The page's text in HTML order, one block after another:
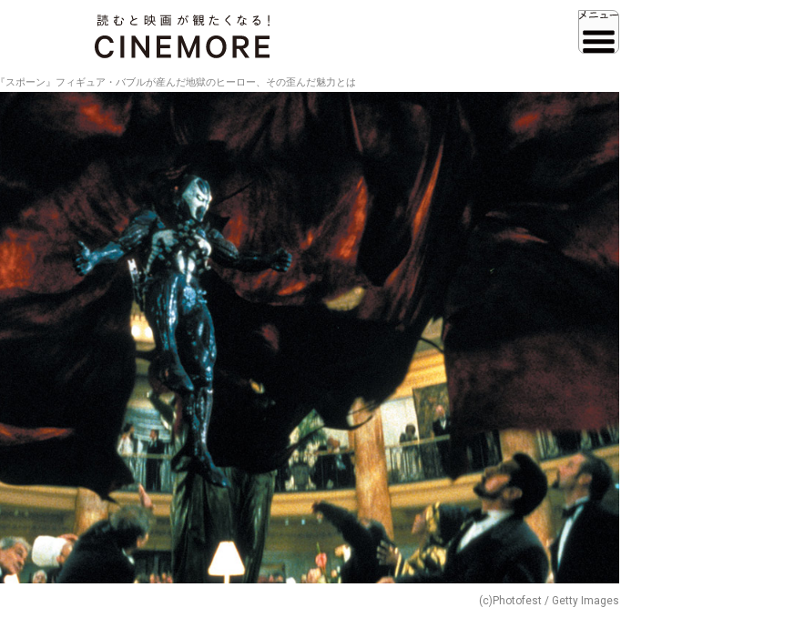
『スポーン』フィギュア・バブルが産んだ地獄のヒーロー、その歪んだ魅力とは
(c)Photofest / Getty Images